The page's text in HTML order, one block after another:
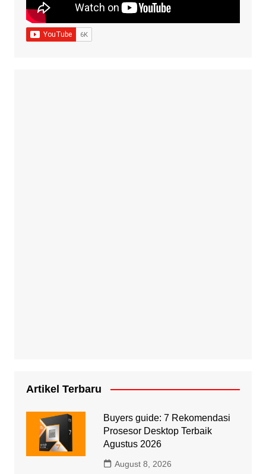
Artikel Terbaru
Buyers guide: 7 Rekomendasi
Prosesor Desktop Terbaik
Agustus 2026
August 8, 2026